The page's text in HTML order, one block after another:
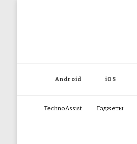
Android iOS
TechnoAssist Гаджеты